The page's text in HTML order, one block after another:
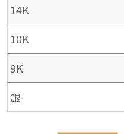
14K
10K
9K
銀